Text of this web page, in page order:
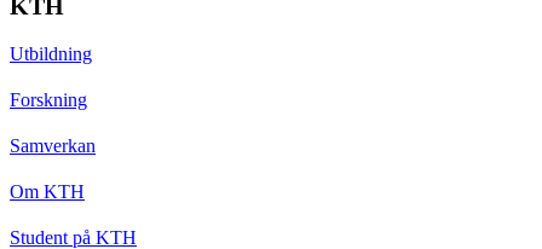
KTH
Utbildning
Forskning
Samverkan
Om KTH
Student på KTH